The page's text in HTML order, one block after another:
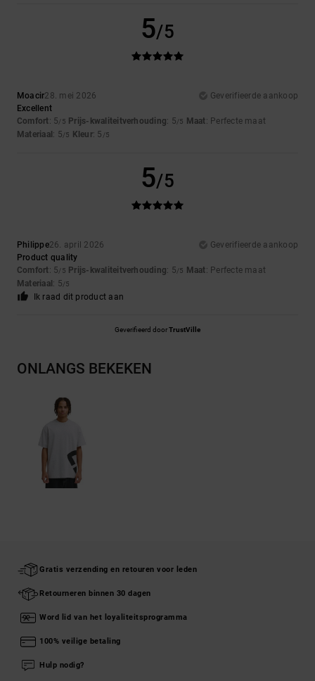
5/5
Moacir28. mei 2026
Geverifieerde aankoop
Excellent
Comfort: 5/5 Prijs-kwaliteitverhouding: 5/5 Maat: Perfecte maat
Materiaal : 5/5 Kleur: 5 /5
5/5
Philippe26. april 2026
Geverifieerde aankoop
Product quality
Comfort: 5/5 Prijs-kwaliteitverhouding: 5/5 Maat: Perfecte maat
Materiaal : 5/5
Ik raad dit product aan
Geverifieerd doorTrustVille
ONLANGS BEKEKEN
Gratis verzending en retouren voor leden
Retourneren binnen 30 dagen
Word lid van het loyaliteitsprogramma
100% veilige betaling
Hulp nodig?